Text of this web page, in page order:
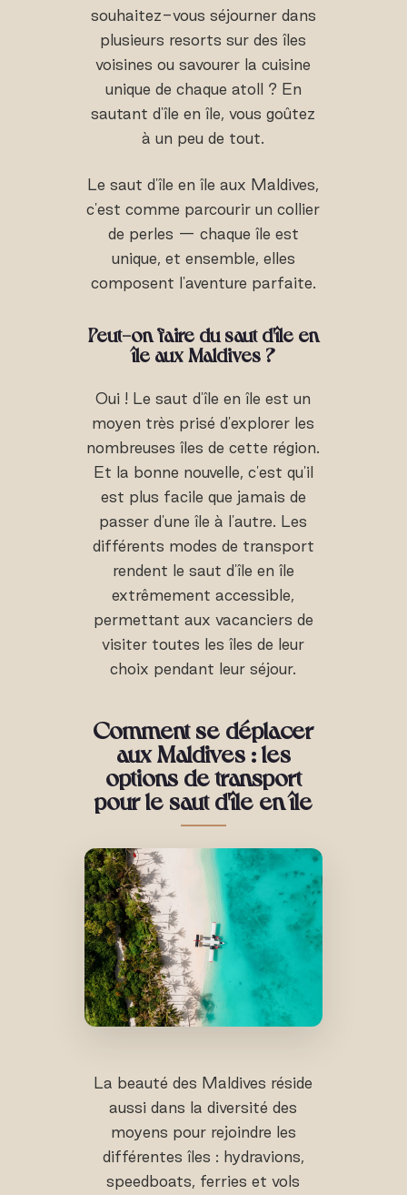
souhaitez-vous séjourner dans
plusieurs resorts sur des îles
voisines ou savourer la cuisine
unique de chaque atoll ? En
sautant d'île en île, vous goûtez
à un peu de tout.
Le saut d'île en île aux Maldives,
c'est comme parcourir un collier
de perles — chaque île est
unique, et ensemble, elles
composent l'aventure parfaite.
Peut-on faire du saut d'île en
île aux Maldives ?
Oui ! Le saut d'île en île est un
moyen très prisé d'explorer les
nombreuses îles de cette région.
Et la bonne nouvelle, c'est qu'il
est plus facile que jamais de
passer d'une île à l'autre. Les
différents modes de transport
rendent le saut d'île en île
extrêmement accessible,
permettant aux vacanciers de
visiter toutes les îles de leur
choix pendant leur séjour.
Comment se déplacer
aux Maldives : les
options de transport
pour le saut d'île en île
La beauté des Maldives réside
aussi dans la diversité des
moyens pour rejoindre les
différentes îles : hydravions,
speedboats, ferries et vols